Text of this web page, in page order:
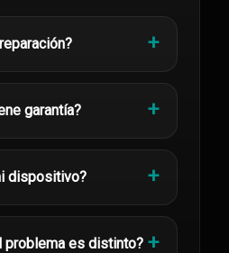
garantía?
dispositivo?
problema es distinto?